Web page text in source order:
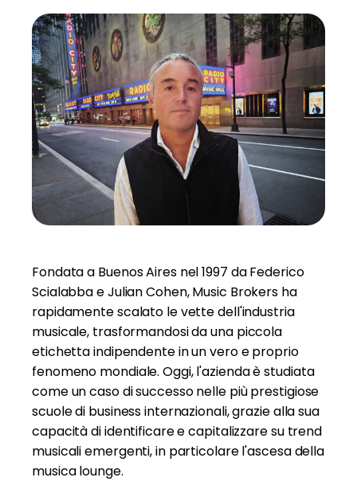
Fondata a Buenos Aires nel 1997 da Federico
Scialabba e Julian Cohen, Music Brokers ha
rapidamente scalato le vette dell'industria
musicale, trasformandosi da una piccola
etichetta indipendente in un vero e proprio
fenomeno mondiale. Oggi, l'azienda è studiata
come un caso di successo nelle più prestigiose
scuole di business internazionali, grazie alla sua
capacità di identificare e capitalizzare su trend
musicali emergenti, in particolare l'ascesa della
musica lounge.